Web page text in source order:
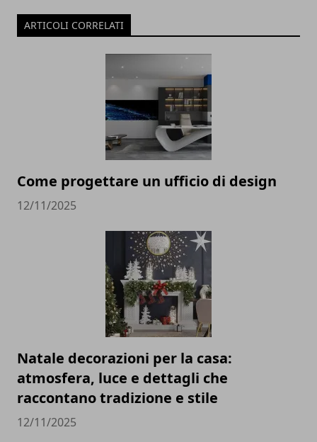
ARTICOLI CORRELATI
Come progettare un ufficio di design
12/11/2025
Natale decorazioni per la casa:
atmosfera, luce e dettagli che
raccontano tradizione e stile
12/11/2025